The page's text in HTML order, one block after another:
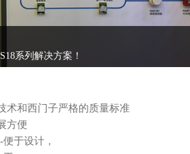
系列解决方案！
术和西门子严格的质量标准
方便
于设计，